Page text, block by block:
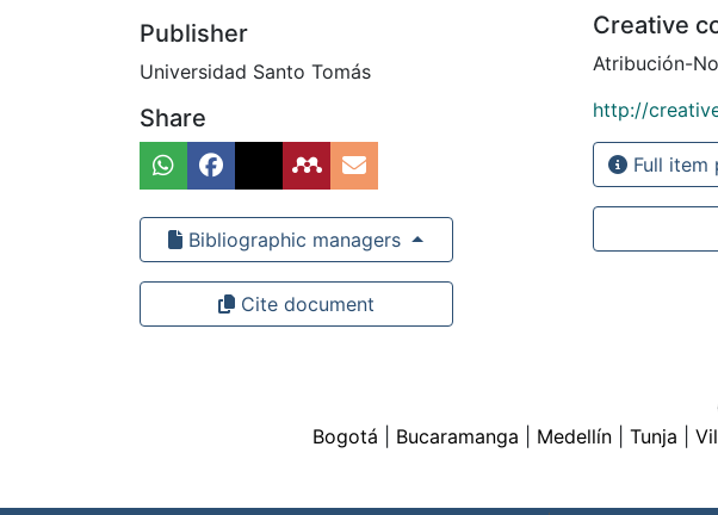
Publisher
Universidad Santo Tomás
Share
Bibliographic managers
Cite document
Creative
Atribución-
http://
Full item
Bogotá
Bucaramanga Medellín| Tunja